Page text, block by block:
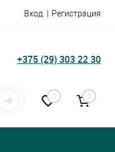
Вход Регистрация
+375 (29) 303 22 30
0 0